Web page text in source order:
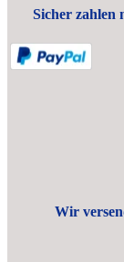
Sicher zahlen
Wir